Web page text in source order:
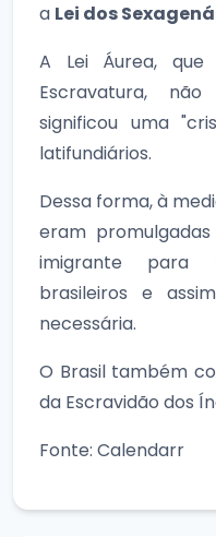
a Lei dos
A Lei Áurea, que
Escravatura,
significou uma
latifundiários.
Dessa forma, à
eram
imigrante para
brasileiros e
necessária.
O Brasil também
da Escravidão dos
Fonte: Calendarr